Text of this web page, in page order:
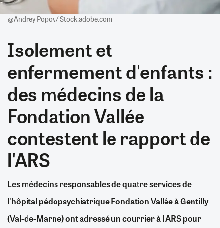
@Andrey Popov/ Stock.adobe.com
Isolement et
enfermement d'enfants :
des médecins de la
Fondation Vallée
contestent le rapport de
l'ARS
Les médecins responsables de quatre services de
l'hôpital pédopsychiatrique Fondation Vallée à Gentilly
(Val-de-Marne) ont adressé un courrier à l'ARS pour